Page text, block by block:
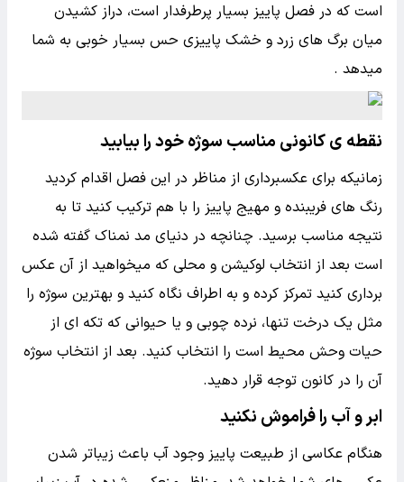
است که در فصل پاییز بسیار پرطرفدار است، دراز کشیدن
میان برگ های زرد و خشک پاییزی حس بسیار خوبی به شما
میدهد .
نقطه ی کانونی مناسب سوژه خود را بیابید
زمانیکه برای عکسبرداری از مناظر در این فصل اقدام کردید
رنگ های فریبنده و مهیج پاییز را با هم ترکیب کنید تا به
نتیجه مناسب برسید. چنانچه در دنیای مد نمناک گفته شده
است بعد از انتخاب لوکیشن و محلی که میخواهید از آن عکس
برداری کنید تمرکز کرده و به اطراف نگاه کنید و بهترین سوژه را
مثل یک درخت تنها، نرده چوبی و یا حیوانی که تکه ای از
حیات وحش محیط است را انتخاب کنید. بعد از انتخاب سوژه
آن را در کانون توجه قرار دهید.
ابر و آب را فراموش نکنید
هنگام عکاسی از طبیعت پاییز وجود آب باعث زیباتر شدن